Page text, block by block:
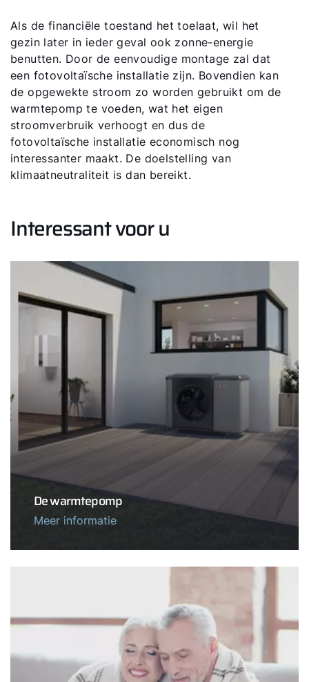
Als de financiële toestand het toelaat, wil het
gezin later in ieder geval ook zonne-energie
benutten. Door de eenvoudige montage zal dat
een fotovoltaïsche installatie zijn. Bovendien kan
de opgewekte stroom zo worden gebruikt om de
warmtepomp te voeden, wat het eigen
stroomverbruik verhoogt en dus de
fotovoltaïsche installatie economisch nog
interessanter maakt. De doelstelling van
klimaatneutraliteit is dan bereikt.
Interessant voor u
De warmtepomp
Meer informatie